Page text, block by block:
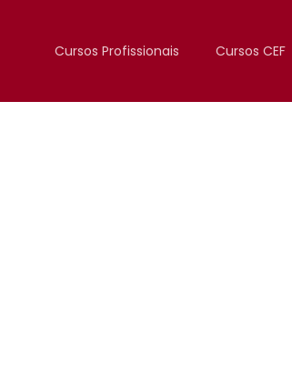
Cursos Profissionais Cursos CEF